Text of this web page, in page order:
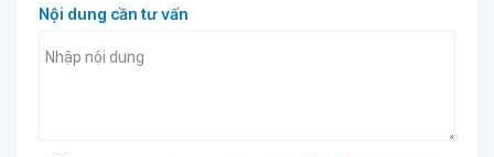
Nội dung cần tư vấn